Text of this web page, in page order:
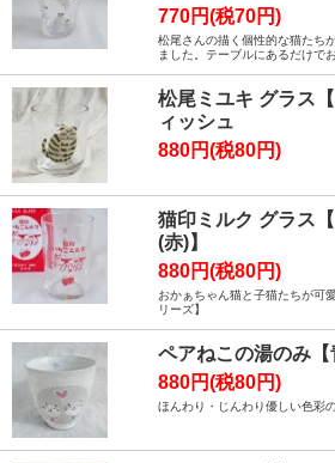
770円(税70円)
松尾さんの描く個性的な猫たち
ました。テーブルにあるだけで
松尾ミユキ グラス
ィッシュ
880円(税80円)
猫印ミルク グラス
(赤)】
880円(税80円)
おかぁちゃん猫と子猫たちが可
リーズ】
ペアねこの湯のみ【
880円(税80円)
ほんわり・じんわり優しい色彩